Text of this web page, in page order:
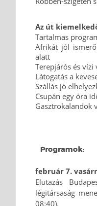
Az út
Tartalmas
Afrikát jól
alatt
Terepjárós és vízi
Látogatás a
Szállás jó
Csupán egy óra
Gasztrokalandok
Programok:
február 7.
Elutazás
légitársaság
08:40).